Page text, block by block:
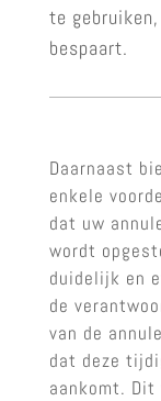
te
bespaart.
Daarnaast
enkele
dat uw
wordt
duidelijk en
de
van de
dat deze
aankomt.